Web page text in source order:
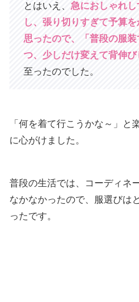
とはいえ、 急におしゃれ
し、張り切りすぎて予算
思ったので、「普段の服
つ、少しだけ変えて背伸び
至ったのでした。
「何を着て行こうかな～」と
に心がけました。
普段の生活では、コーディネ
なかなかったので、服選びは
ったです。